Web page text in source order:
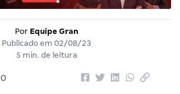
Por Equipe Gran
Publicado em 02/08/23
5 min. de leitura
0